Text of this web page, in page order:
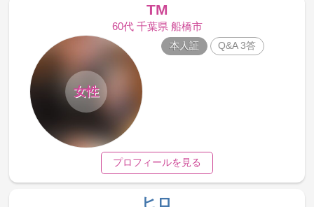
TM
60代 千葉県 船橋市
女性
本人証 Q&A 3答
プロフィールを見る
ヒロ